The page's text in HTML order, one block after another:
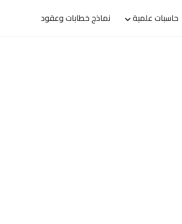
حاسبات علمية نماذج خطابات وعقود